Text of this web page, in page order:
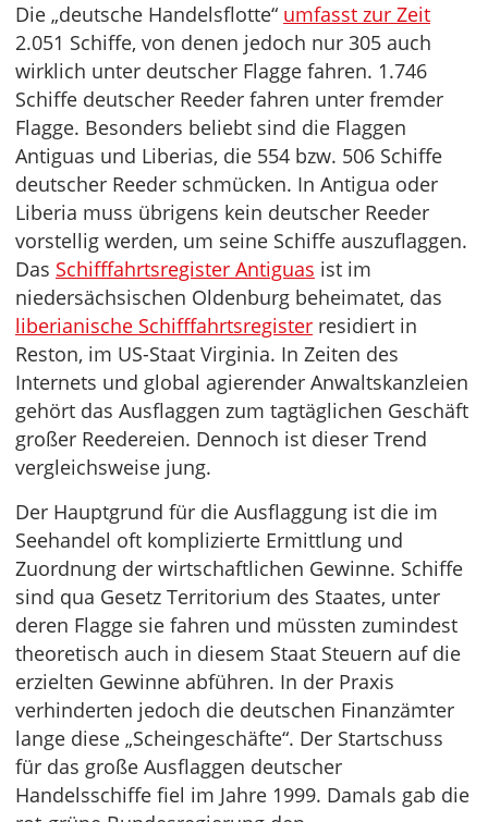
Die „deutsche Handelsflotte“ umfasst zur Zeit
2.051 Schiffe, von denen jedoch nur 305 auch
wirklich unter deutscher Flagge fahren. 1.746
Schiffe deutscher Reeder fahren unter fremder
Flagge. Besonders beliebt sind die Flaggen
Antiguas und Liberias, die 554 bzw. 506 Schiffe
deutscher Reeder schmücken. In Antigua oder
Liberia muss übrigens kein deutscher Reeder
vorstellig werden, um seine Schiffe auszuflaggen.
Das Schifffahrtsregister Antiguas ist im
niedersächsischen Oldenburg beheimatet, das
liberianische Schifffahrtsregister residiert in
Reston, im US-Staat Virginia. In Zeiten des
Internets und global agierender Anwaltskanzleien
gehört das Ausflaggen zum tagtäglichen Geschäft
großer Reedereien. Dennoch ist dieser Trend
vergleichsweise jung.
Der Hauptgrund für die Ausflaggung ist die im
Seehandel oft komplizierte Ermittlung und
Zuordnung der wirtschaftlichen Gewinne. Schiffe
sind qua Gesetz Territorium des Staates, unter
deren Flagge sie fahren und müssten zumindest
theoretisch auch in diesem Staat Steuern auf die
erzielten Gewinne abführen. In der Praxis
verhinderten jedoch die deutschen Finanzämter
lange diese „Scheingeschäfte“. Der Startschuss
für das große Ausflaggen deutscher
Handelsschiffe fiel im Jahre 1999. Damals gab die